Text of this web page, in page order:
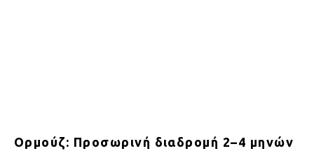
Ορμούζ: Προσωρινή διαδρομή 2–4 μηνών